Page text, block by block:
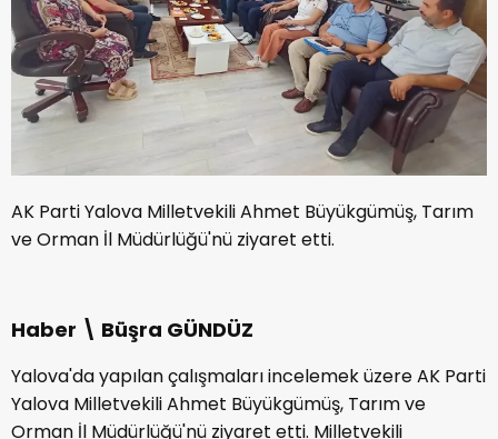
AK Parti Yalova Milletvekili Ahmet Büyükgümüş, Tarım
ve Orman İl Müdürlüğü'nü ziyaret etti.
Haber \ Büşra GÜNDÜZ
Yalova'da yapılan çalışmaları incelemek üzere AK Parti
Yalova Milletvekili Ahmet Büyükgümüş, Tarım ve
Orman İl Müdürlüğü'nü ziyaret etti. Milletvekili